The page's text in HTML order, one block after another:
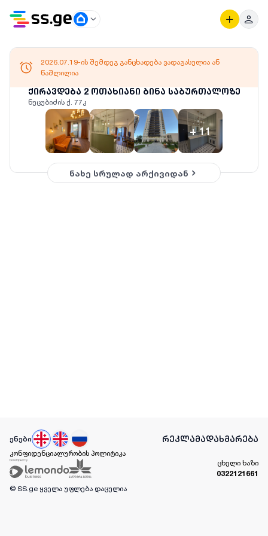
ქირავდება 2 ოთახიანი ბინა საბურთალოზე
ნუცუბიძის ქ. 77კ
+11
2026.07.19-ის შემდეგ განცხადება ვადაგასულია ან
წაშლილია
ნახე სრულად არქივიდან
ენები რეკლამადახმარება
კონფიდენციალურობის პოლიტიკა
ცხელი ხაზი
0322121661
© SS.ge ყველა უფლება დაცულია